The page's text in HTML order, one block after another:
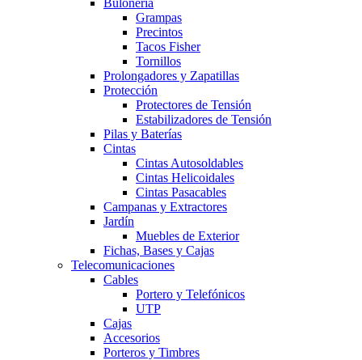
Bulonería
Grampas
Precintos
Tacos Fisher
Tornillos
Prolongadores y Zapatillas
Protección
Protectores de Tensión
Estabilizadores de Tensión
Pilas y Baterías
Cintas
Cintas Autosoldables
Cintas Helicoidales
Cintas Pasacables
Campanas y Extractores
Jardín
Muebles de Exterior
Fichas, Bases y Cajas
Telecomunicaciones
Cables
Portero y Telefónicos
UTP
Cajas
Accesorios
Porteros y Timbres